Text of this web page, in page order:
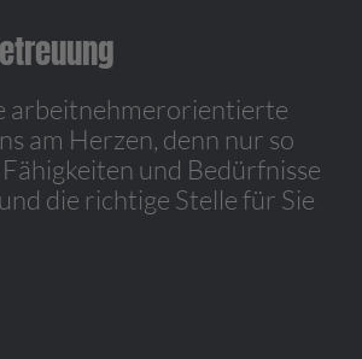
arbeitnehmerorientierte
am Herzen, denn nur so
und Bedürfnisse
die richtige Stelle für Sie